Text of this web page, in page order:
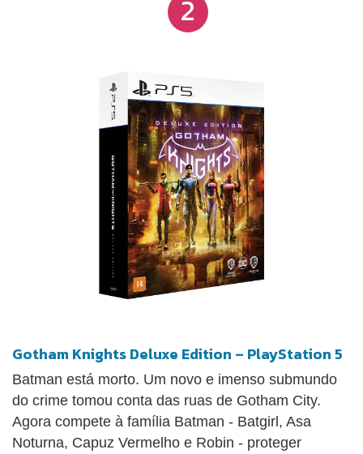
amigo "Inclui um console Nintendo Switch com Joy-
Joy-Con, mais Download completo do game Mario
Kart 8 Deluxe e um Nintendo Switch Online Adesão
Individual de 3 Meses. "Inclui um console Nintendo
Switch com Joy-Con azul neon e vermelho neon,
alça Joy-Con, adaptador AC, cabo HDMI e 2
acessórios para alça Joy-Con, mais Download
completo do game Mario Kart 8 Deluxe e um
Nintendo Switch Online Adesão Individual de 3
2
Gotham Knights Deluxe Edition – PlayStation 5
Batman está morto. Um novo e imenso submundo
do crime tomou conta das ruas de Gotham City.
Agora compete à família Batman - Batgirl, Asa
Noturna, Capuz Vermelho e Robin - proteger